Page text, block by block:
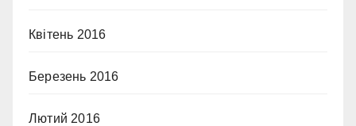
Квітень 2016
Березень 2016
Лютий 2016